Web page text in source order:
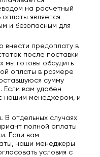
на расчетный
является
и безопасным для
внести предоплату в
после поставки
мы готовы обсудить
оплаты в размере
сумму
Если вам удобен
нашим менеджером, и
В отдельных случаях
полной оплаты
Если вам
наши менеджеры
условия с